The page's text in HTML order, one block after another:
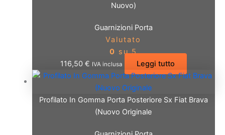
Nuovo)
Guarnizioni Porta
Valutato
0 su 5
116,50 € IVA inclusa Leggi tutto
Profilato In Gomma Porta Posteriore Sx Fiat Brava
(Nuovo Originale